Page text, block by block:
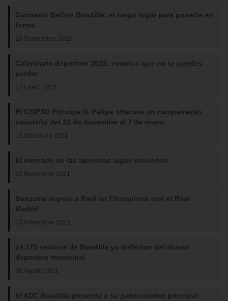
Gimnasio BeOne Boadilla; el mejor lugar para ponerte en
forma
28 Septiembre 2022
Calendario deportivo 2022: eventos que no te puedes
perder
12 Enero 2022
El CEIPSO Príncipe D. Felipe ofrecerá un campamento
navideño del 23 de diciembre al 7 de enero
13 Diciembre 2021
El mercado de las apuestas sigue creciendo
22 Noviembre 2021
Benzema supera a Raúl en Champions con el Real
Madrid
03 Noviembre 2021
14.175 vecinos de Boadilla ya disfrutan del abono
deportivo municipal
31 Agosto 2021
El ADC Boadilla presenta a su patrocinador principal